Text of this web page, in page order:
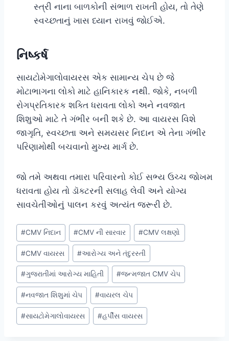
સ્ત્રી નાના બાળકોની સંભાળ રાખતી હોય, તો તેણે
સ્વચ્છતાનું ખાસ ધ્યાન રાખવું જોઈએ.
નિષ્કર્ષ
સાયટોમેગાલોવાયરસ એક સામાન્ય ચેપ છે જે
મોટાભાગના લોકો માટે હાનિકારક નથી. જોકે, નબળી
રોગપ્રતિકારક શક્તિ ધરાવતા લોકો અને નવજાત
શિશુઓ માટે તે ગંભીર બની શકે છે. આ વાયરસ વિશે
જાગૃતિ, સ્વચ્છતા અને સમયસર નિદાન એ તેના ગંભીર
પરિણામોથી બચવાનો મુખ્ય માર્ગ છે.
જો તમે અથવા તમારા પરિવારનો કોઈ સભ્ય ઉચ્ચ જોખમ
ધરાવતા હોય તો ડૉક્ટરની સલાહ લેવી અને યોગ્ય
સાવચેતીઓનું પાલન કરવું અત્યંત જરૂરી છે.
Post
Tags:
#CMV નિદાન #CMV ની સારવાર #CMV લક્ષણો
#CMV વાયરસ #આરોગ્ય અને તંદુરસ્તી
#ગુજરાતીમાં આરોગ્ય માહિતી #જન્મજાત CMV ચેપ
#નવજાત શિશુમાં ચેપ #વાયરલ ચેપ
#સાયટોમેગાલોવાયરસ #હર્પીસ વાયરસ